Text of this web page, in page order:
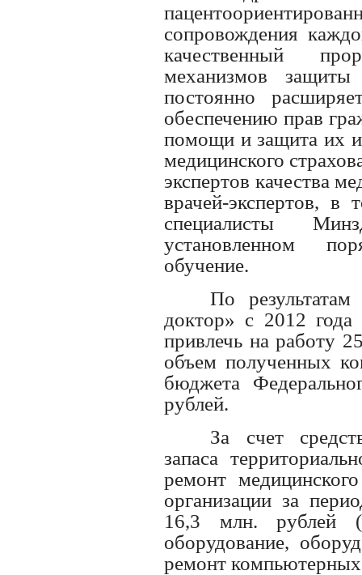
сопровождения
качественный
механизмов
постоянно
обеспечению прав
помощи и защита их
медицинского
экспертов качества
врачей-экспертов, в
специалисты
установленном
обучение.
По
доктор» с 2012 года
привлечь на работу
объем полученных
бюджета
рублей.
За счет
запаса
ремонт
организации за
16,3 млн. рублей
оборудование,
ремонт